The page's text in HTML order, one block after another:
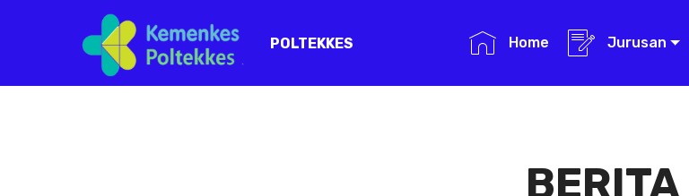
POLTEKKES Home Jurusan
BERITA